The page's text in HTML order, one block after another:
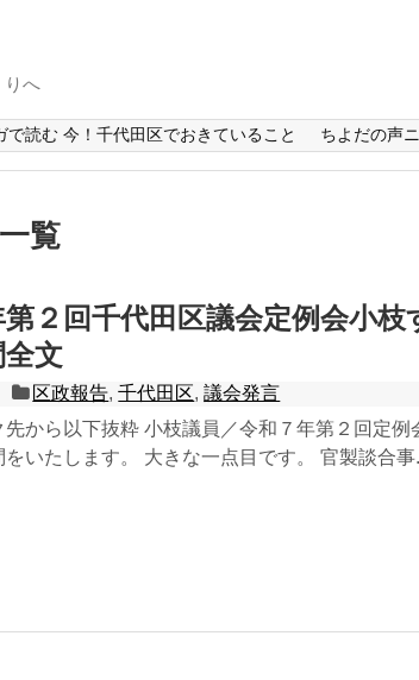
へ
で読む 今！千代田区でおきていること ちよだの声
一覧
２回千代田区議会定例会小枝
文
区政報告,千代田区,議会発言
から以下抜粋 小枝議員／令和７年第２回定例
をいたします。 大きな一点目です。 官製談合事